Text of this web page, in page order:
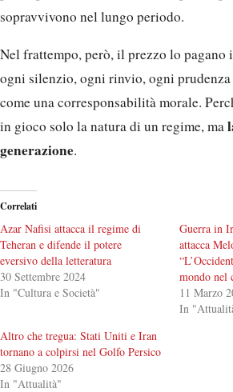
sopravvivono nel lungo periodo.
Nel frattempo, però, il prezzo lo
ogni silenzio, ogni rinvio, ogni
come una corresponsabilità morale.
in gioco solo la natura di un regime, ma
generazione.
Correlati
Azar Nafisi attacca il regime di
Teheran e difende il potere
eversivo della letteratura
30 Settembre 2024
In "Cultura e Società"
Guerra in
attacca
mondo nel
11 Marzo
In
Altro che tregua: Stati Uniti e Iran
tornano a colpirsi nel Golfo Persico
28 Giugno 2026
In "Attualità"